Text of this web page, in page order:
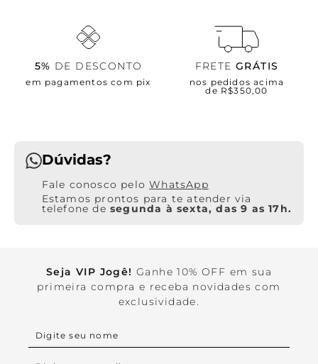
5% DE DESCONTO
em pagamentos com pix
FRETE GRÁTIS
nos pedidos acima
de R$350,00
Dúvidas?
WhatsApp
Estamos prontos para te atender via
telefone de segunda à sexta, das 9 as 17h.
Seja VIP Jogê! Ganhe 10% OFF em sua
primeira compra e receba novidades com
exclusividade.